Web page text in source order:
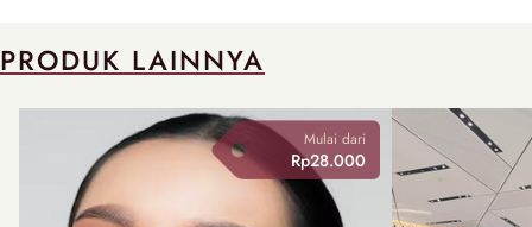
PRODUK LAINNYA
Mulai dari
Rp28.000